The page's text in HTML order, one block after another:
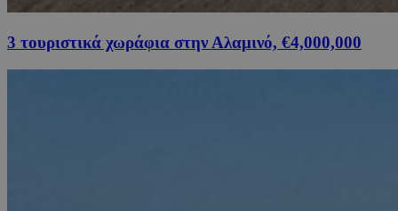
3 τουριστικά χωράφια στην Αλαμινό, €4,000,000